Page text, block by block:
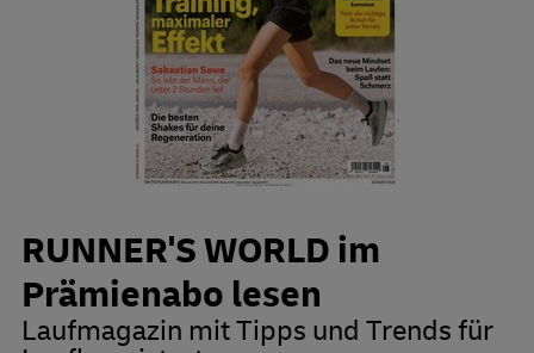
RUNNER'S WORLD im
Prämienabo lesen
Laufmagazin mit Tipps und Trends für